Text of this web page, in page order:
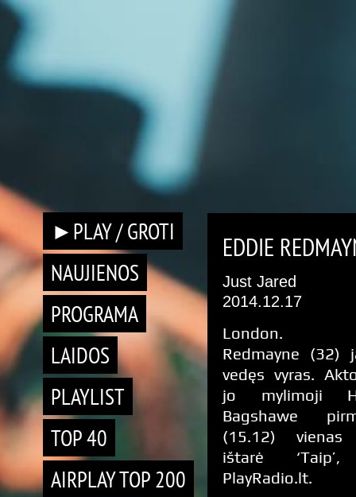
►PLAY / GROTI
NAUJIENOS
PROGRAMA
LAIDOS
PLAYLIST
TOP 40
AIRPLAY TOP 200
EDDIE
Just Jared
2014.12.17
London.
Redmayne (32)
vedęs vyras.
jo mylimoji
Bagshawe
(15.12) vienas
ištarė
PlayRadio.lt.